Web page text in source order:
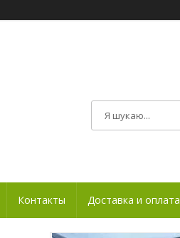
Контакты Доставка и оплата